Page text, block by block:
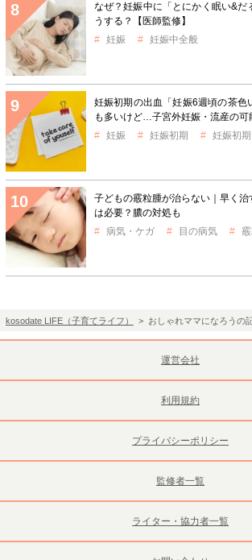
なぜ？妊娠中に「とにかく眠い&だ
うする？【医師監修】
妊娠
妊娠中全般
妊娠初期の出血「妊娠6週頃の茶色
も多いけど…子宮外妊娠・流産の可
妊娠
妊娠初期 妊娠初期
子どもの霰粒腫が治らない｜早く
は必要？膿の対処も
病気・ケガ
目の病気
kosodate LIFE（子育てライフ） > おしゃれママになろうの
運営会社
利用規約
プライバシーポリシー
監修者一覧
ライター・協力者一覧